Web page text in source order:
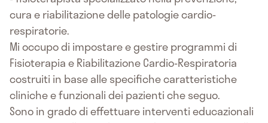
cura e riabilitazione delle patologie cardio-
respiratorie.
Mi occupo di impostare e gestire programmi di
Fisioterapia e Riabilitazione Cardio-Respiratoria
costruiti in base alle specifiche caratteristiche
cliniche e funzionali dei pazienti che seguo.
Sono in grado di effettuare interventi educazionali